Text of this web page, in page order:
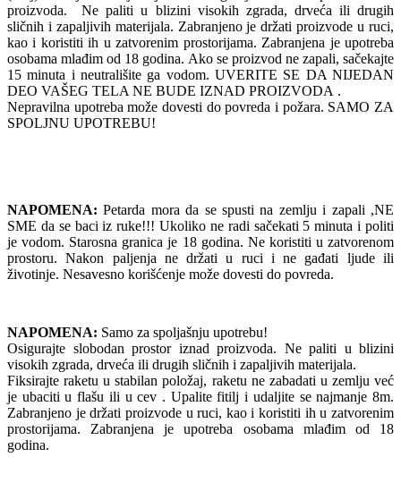
proizvoda. Ne paliti u blizini visokih zgrada, drveća ili drugih
sličnih i zapaljivih materijala. Zabranjeno je držati proizvode u ruci,
kao i koristiti ih u zatvorenim prostorijama. Zabranjena je upotreba
osobama mlađim od 18 godina. Ako se proizvod ne zapali, sačekajte
15 minuta i neutrališite ga vodom. UVERITE SE DA NIJEDAN
DEO VAŠEG TELA NE BUDE IZNAD PROIZVODA .
Nepravilna upotreba može dovesti do povreda i požara. SAMO ZA
SPOLJNU UPOTREBU!
NAPOMENA: Petarda mora da se spusti na zemlju i zapali ,NE
SME da se baci iz ruke!!! Ukoliko ne radi sačekati 5 minuta i politi
je vodom. Starosna granica je 18 godina. Ne koristiti u zatvorenom
prostoru. Nakon paljenja ne držati u ruci i ne gađati ljude ili
životinje. Nesavesno korišćenje može dovesti do povreda.
NAPOMENA: Samo za spoljašnju upotrebu!
Osigurajte slobodan prostor iznad proizvoda. Ne paliti u blizini
visokih zgrada, drveća ili drugih sličnih i zapaljivih materijala.
Fiksirajte raketu u stabilan položaj, raketu ne zabadati u zemlju već
je ubaciti u flašu ili u cev . Upalite fitilj i udaljite se najmanje 8m.
Zabranjeno je držati proizvode u ruci, kao i koristiti ih u zatvorenim
prostorijama. Zabranjena je upotreba osobama mlađim od 18
godina.